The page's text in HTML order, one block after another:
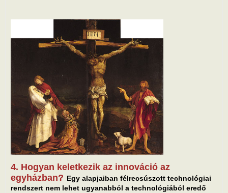
4. Hogyan keletkezik az innováció az
egyházban? Egy alapjaiban félrecsúszott technológiai
rendszert nem lehet ugyanabból a technológiából eredő